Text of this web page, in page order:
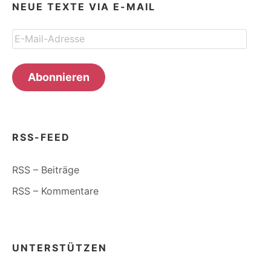
NEUE TEXTE VIA E-MAIL
E-
Mail-
Adresse
Abonnieren
RSS-FEED
RSS – Beiträge
RSS – Kommentare
UNTERSTÜTZEN